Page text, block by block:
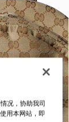
况，协助我司
用本网站，即